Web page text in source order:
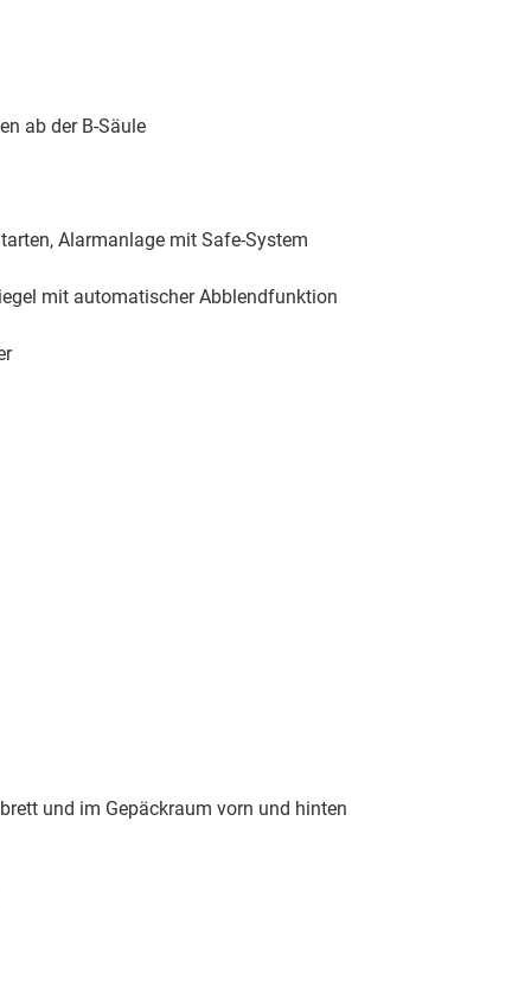
ab der B-Säule
Alarmanlage mit Safe-System
mit automatischer Abblendfunktion
und im Gepäckraum vorn und hinten